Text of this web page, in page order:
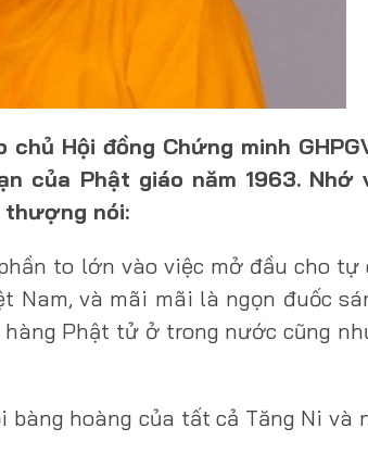
Hội đồng Chứng minh
của Phật giáo năm 1963. Nhớ
thượng nói:
to lớn vào việc mở đầu cho tự
Nam, và mãi mãi là ngọn đuốc
Phật tử ở trong nước cũng
hoàng của tất cả Tăng Ni và